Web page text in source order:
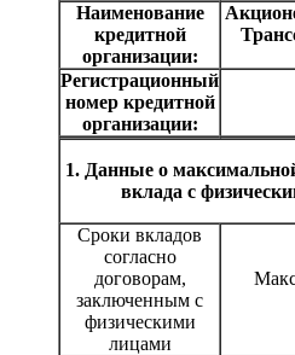
Наименование
кредитной
организации:
Регистрационный
номер кредитной
организации:
1. Данные о
вклада с
Сроки вкладов
согласно
договорам,
заключенным с
физическими
лицами